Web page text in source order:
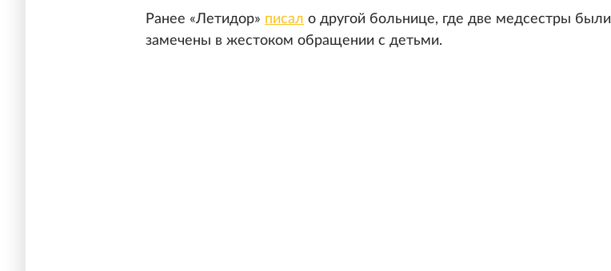
Ранее «Летидор» писал о другой больнице, где две медсестры были
замечены в жестоком обращении с детьми.